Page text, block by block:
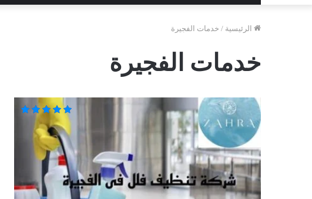
الرئيسية / خدمات الفجيرة
خدمات الفجيرة